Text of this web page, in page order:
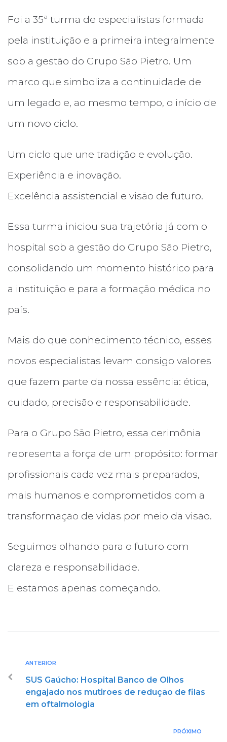
Foi a 35ª turma de especialistas formada
pela instituição e a primeira integralmente
sob a gestão do Grupo São Pietro. Um
marco que simboliza a continuidade de
um legado e, ao mesmo tempo, o início de
um novo ciclo.
Um ciclo que une tradição e evolução.
Experiência e inovação.
Excelência assistencial e visão de futuro.
Essa turma iniciou sua trajetória já com o
hospital sob a gestão do Grupo São Pietro,
consolidando um momento histórico para
a instituição e para a formação médica no
país.
Mais do que conhecimento técnico, esses
novos especialistas levam consigo valores
que fazem parte da nossa essência: ética,
cuidado, precisão e responsabilidade.
Para o Grupo São Pietro, essa cerimônia
representa a força de um propósito: formar
profissionais cada vez mais preparados,
mais humanos e comprometidos com a
transformação de vidas por meio da visão.
Seguimos olhando para o futuro com
clareza e responsabilidade.
E estamos apenas começando.
ANTERIOR
SUS Gaúcho: Hospital Banco de Olhos
engajado nos mutirões de redução de filas
em oftalmologia
PRÓXIMO